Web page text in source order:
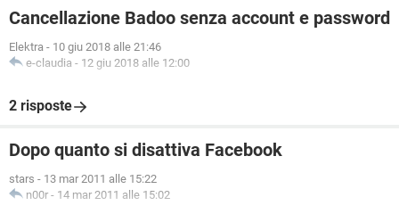
Cancellazione Badoo senza account e password
Elektra - 10 giu 2018 alle 21:46
e-claudia - 12 giu 2018 alle 12:00
2 risposte
Dopo quanto si disattiva Facebook
stars - 13 mar 2011 alle 15:22
n00r - 14 mar 2011 alle 15:02